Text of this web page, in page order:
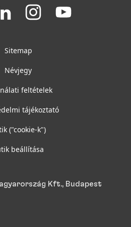
Join
on
Join
on
Sitemap
Névjegy
feltételek
tájékoztató
("cookie-k")
beállítása
Kft., Budapest